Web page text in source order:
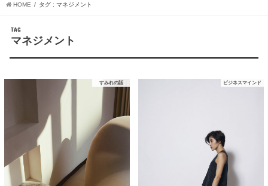
HOME タグ : マネジメント
TAG
マネジメント
すみれの話 ビジネスマインド